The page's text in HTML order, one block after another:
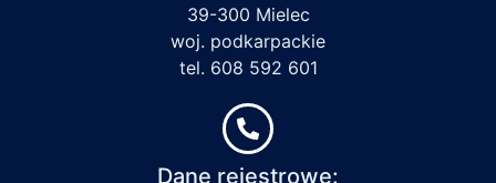
39-300 Mielec
woj. podkarpackie
tel. 608 592 601
Dane rejestrowe: